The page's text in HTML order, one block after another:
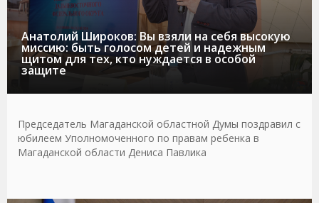
Анатолий Широков: Вы взяли на себя высокую
миссию: быть голосом детей и надежным
щитом для тех, кто нуждается в особой
защите
Председатель Магаданской областной Думы поздравил с
юбилеем Уполномоченного по правам ребенка в
Магаданской области Дениса Павлика